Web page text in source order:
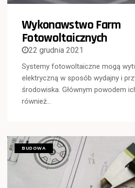
Wykonawstwo Farm
Fotowoltaicznych
22 grudnia 2021
Systemy fotowoltaiczne mogą
elektryczną w sposób wydajny i
środowiska. Głównym powodem
również…
BUDOWA